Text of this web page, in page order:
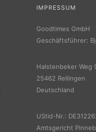
IMPRESSUM
Goodtimes GmbH
Geschäftsführer:
Halstenbeker Weg
25462 Rellingen
Deutschland
UStid-Nr.:
Amtsgericht